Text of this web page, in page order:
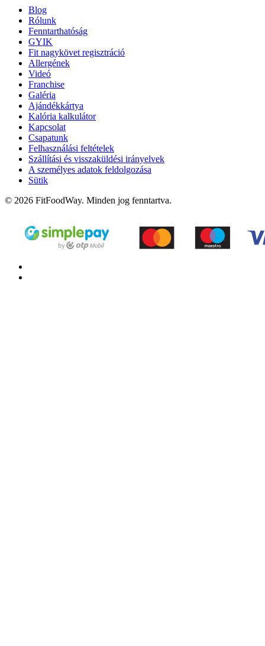
Blog
Rólunk
Fenntarthatóság
GYIK
Fit nagykövet regisztráció
Allergének
Videó
Franchise
Galéria
Ajándékkártya
Kalória kalkulátor
Kapcsolat
Csapatunk
Felhasználási feltételek
Szállítási és visszaküldési irányelvek
A személyes adatok feldolgozása
Sütik
© 2026 FitFoodWay. Minden jog fenntartva.